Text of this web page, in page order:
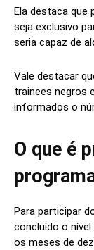
Ela destaca que
seja exclusivo
seria capaz de
Vale destacar
trainees negros
informados o
O que é
Para participar
concluído o
os meses de